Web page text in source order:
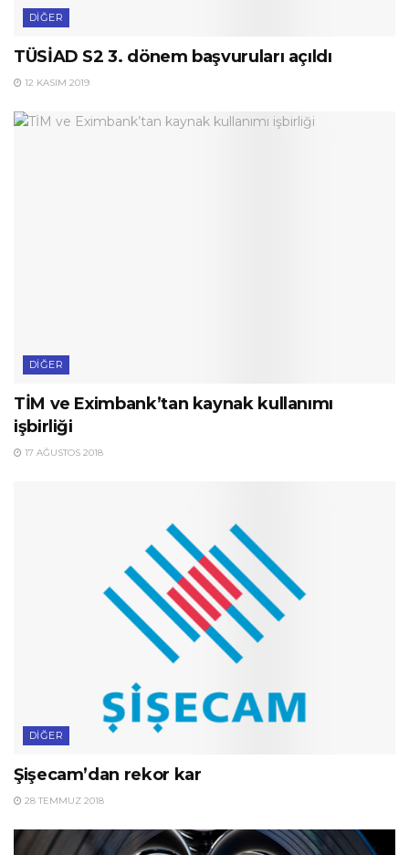
DIĞER
TÜSİAD S2 3. dönem başvuruları açıldı
12 KASIM 2019
DIĞER
TİM ve Eximbank’tan kaynak kullanımı
işbirliği
17 AĞUSTOS 2018
DIĞER
Şişecam’dan rekor kar
28 TEMMUZ 2018